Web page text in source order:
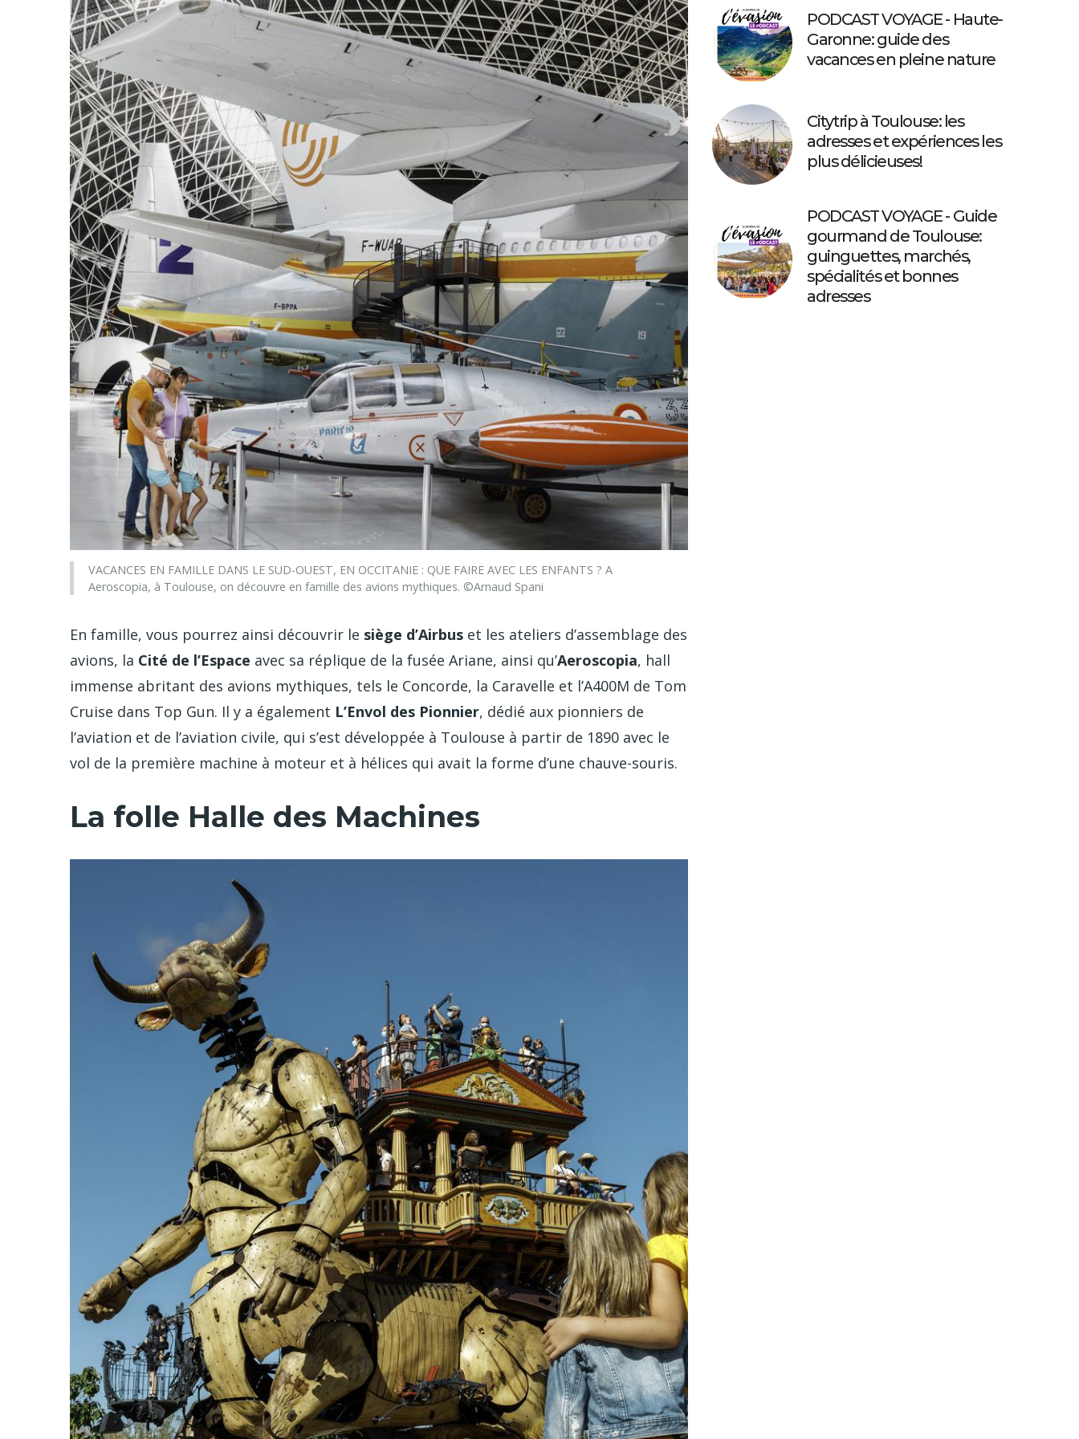
VACANCES EN FAMILLE DANS LE SUD-OUEST, EN OCCITANIE : QUE FAIRE AVEC LES ENFANTS ? A
Aeroscopia, à Toulouse, on découvre en famille des avions mythiques. ©Arnaud Spani
En famille, vous pourrez ainsi découvrir le siège d’Airbus et les ateliers d’assemblage des
avions, la Cité de l’Espace avec sa réplique de la fusée Ariane, ainsi qu’Aeroscopia, hall
immense abritant des avions mythiques, tels le Concorde, la Caravelle et l’A400M de Tom
Cruise dans Top Gun. Il y a également L’Envol des Pionnier, dédié aux pionniers de
l’aviation et de l’aviation civile, qui s’est développée à Toulouse à partir de 1890 avec le
vol de la première machine à moteur et à hélices qui avait la forme d’une chauve-souris.
La folle Halle des Machines
PODCAST VOYAGE - Haute-
Garonne: guide des
vacances en pleine nature
Citytrip à Toulouse: les
adresses et expériences les
plus délicieuses!
PODCAST VOYAGE - Guide
gourmand de Toulouse:
guinguettes, marchés,
spécialités et bonnes
adresses